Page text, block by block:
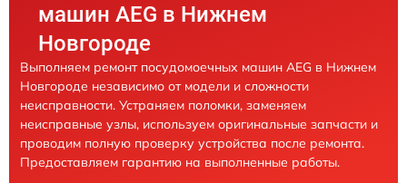
машин AEG в Нижнем
Новгороде
Выполняем ремонт посудомоечных машин AEG в Нижнем
Новгороде независимо от модели и сложности
неисправности. Устраняем поломки, заменяем
неисправные узлы, используем оригинальные запчасти и
проводим полную проверку устройства после ремонта.
Предоставляем гарантию на выполненные работы.